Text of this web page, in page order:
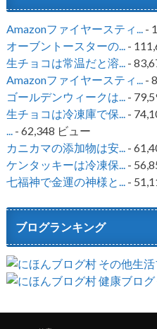
Amazonファイヤースティ...-
オーブントースターの...-
生チョコは常温だと溶...-
Amazonファイヤースティ...-
ゴールデンウィークは...-
生チョコは冷凍庫で保...-
...- 62,348 ビュー
カニカマの添加物は安...-
ケンタッキーは冷凍保...-
七福神で金運の神様と...-
ブログランキング